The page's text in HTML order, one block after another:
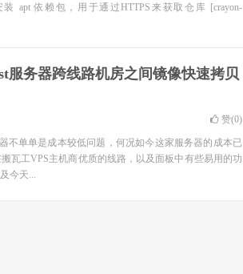
装 apt 依赖包，用于通过HTTPS来获取仓库 [crayon-
服务器跨线路机房之间镜像快速拷贝
赞(0)
不单单是成本较低问题，何况如今这家服务器的成本已
瓦工VPS主机商优质的线路，以及面板中有些易用的功
今天...